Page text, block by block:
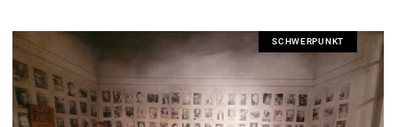
SCHWERPUNKT